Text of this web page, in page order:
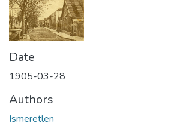
Date
1905-03-28
Authors
Ismeretlen